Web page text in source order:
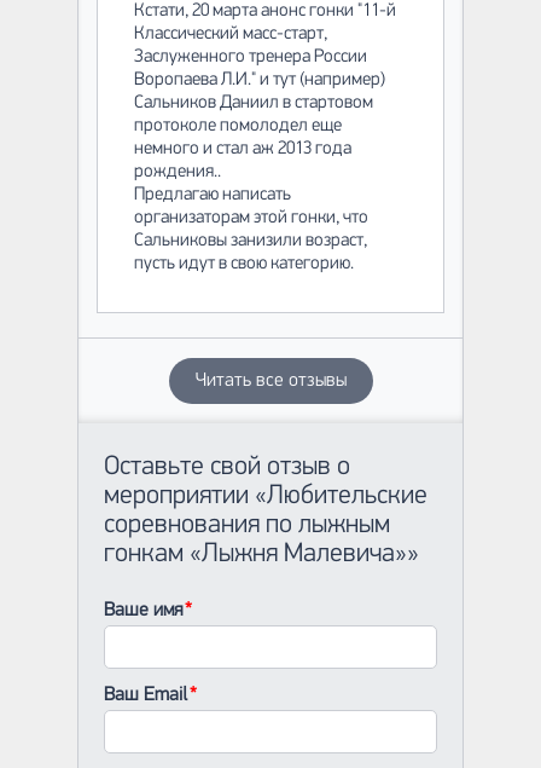
Кстати, 20 марта анонс гонки "11-й
Классический масс-старт,
Заслуженного тренера России
Воропаева Л.И." и тут (например)
Сальников Даниил в стартовом
протоколе помолодел еще
немного и стал аж 2013 года
рождения..
Предлагаю написать
организаторам этой гонки, что
Сальниковы занизили возраст,
пусть идут в свою категорию.
Читать все отзывы
Оставьте свой отзыв о
мероприятии «Любительские
соревнования по лыжным
гонкам «Лыжня Малевича»»
Ваше имя
Ваш Email